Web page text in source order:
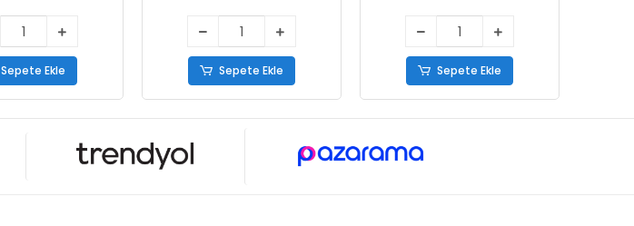
Sepete Ekle Sepete Ekle Sepete Ekle